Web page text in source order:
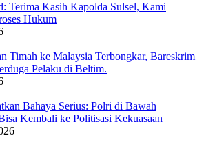
Terima Kasih Kapolda Sulsel, Kami
Hukum
Timah ke Malaysia Terbongkar, Bareskrim
Pelaku di Beltim.
Bahaya Serius: Polri di Bawah
Kembali ke Politisasi Kekuasaan